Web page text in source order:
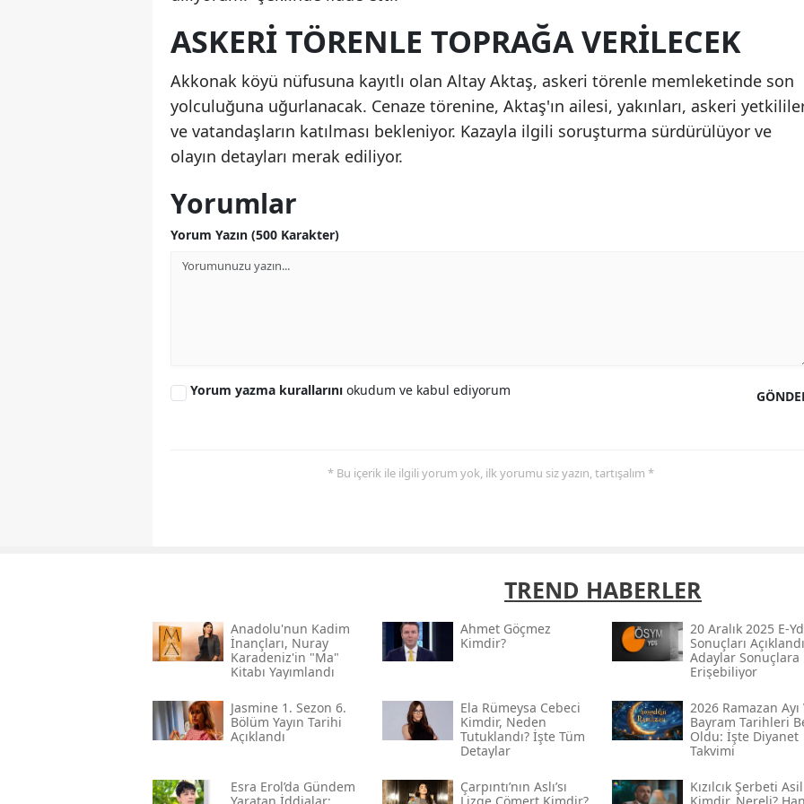
ASKERI TÖRENLE TOPRAĞA VERILECEK
Akkonak köyü nüfusuna kayıtlı olan Altay Aktaş, askeri törenle memleketinde son
yolculuğuna uğurlanacak. Cenaze törenine, Aktaş'ın ailesi, yakınları, askeri
ve vatandaşların katılması bekleniyor. Kazayla ilgili soruşturma sürdürülüyor ve
olayın detayları merak ediliyor.
Yorumlar
Yorum Yazın (500 Karakter)
Yorum yazma kurallarını okudum ve kabul ediyorum
* Bu içerik ile ilgili yorum yok, ilk yorumu siz yazın, tartışalım *
TREND HABERLER
Anadolu'nun Kadim
İnançları, Nuray
Karadeniz'in "ma"
Kitabı Yayımlandı
Ahmet Göçmez
Kimdir?
20 Aralık 2025 E-
Sonuçları
Adaylar Sonuçlara
Erişebiliyor
Jasmine 1. Sezon 6.
Bölüm Yayın Tarihi
Açıklandı
Ela Rümeysa Cebeci
Kimdir, Neden
Tutuklandı? İşte Tüm
Detaylar
2026 Ramazan Ayı
Bayram Tarihleri
Oldu: İşte Diyanet
Takvimi
Esra Erol’da Gündem
Çarpıntı’nın Aslı’sı
Kızılcık Şerbeti Asil